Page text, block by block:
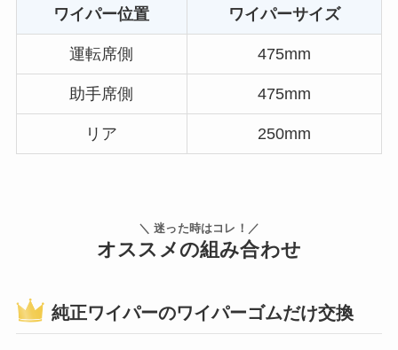
ワイパー位置 ワイパーサイズ
運転席側 475mm
助手席側 475mm
リア 250mm
＼ 迷った時はコレ！／
オススメの組み合わせ
純正ワイパーのワイパーゴムだけ交換